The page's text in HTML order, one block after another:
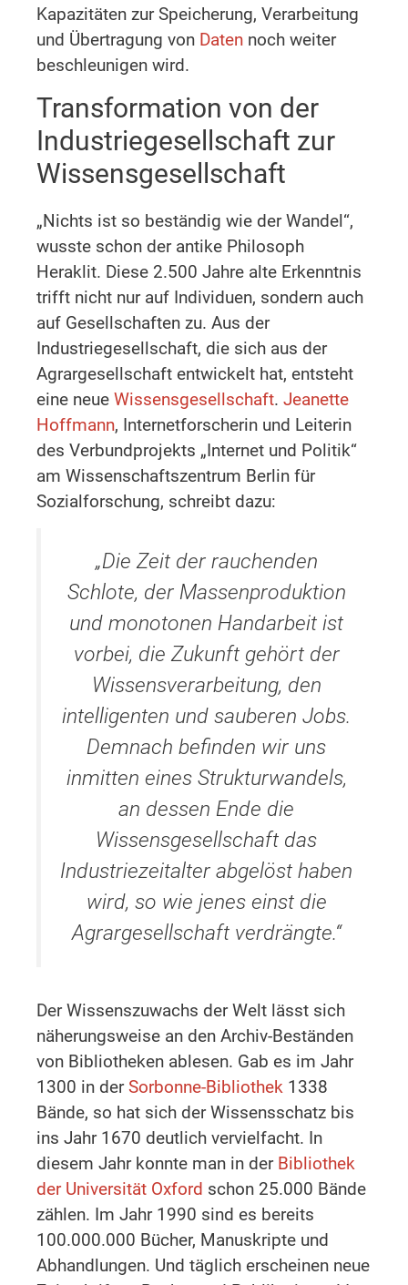
Kapazitäten zur Speicherung, Verarbeitung
und Übertragung von Daten noch weiter
beschleunigen wird.
Transformation von der
Industriegesellschaft zur
Wissensgesellschaft
„Nichts ist so beständig wie der Wandel“,
wusste schon der antike Philosoph
Heraklit. Diese 2.500 Jahre alte Erkenntnis
trifft nicht nur auf Individuen, sondern auch
auf Gesellschaften zu. Aus der
Industriegesellschaft, die sich aus der
Agrargesellschaft entwickelt hat, entsteht
eine neue Wissensgesellschaft. Jeanette
Hoffmann, Internetforscherin und Leiterin
des Verbundprojekts „Internet und Politik“
am Wissenschaftszentrum Berlin für
Sozialforschung, schreibt dazu:
„Die Zeit der rauchenden
Schlote, der Massenproduktion
und monotonen Handarbeit ist
vorbei, die Zukunft gehört der
Wissensverarbeitung, den
intelligenten und sauberen Jobs.
Demnach befinden wir uns
inmitten eines Strukturwandels,
an dessen Ende die
Wissensgesellschaft das
Industriezeitalter abgelöst haben
wird, so wie jenes einst die
Agrargesellschaft verdrängte.“
Der Wissenszuwachs der Welt lässt sich
näherungsweise an den Archiv-Beständen
von Bibliotheken ablesen. Gab es im Jahr
1300 in derSorbonne-Bibliothek 1338
Bände, so hat sich der Wissensschatz bis
ins Jahr 1670 deutlich vervielfacht. In
diesem Jahr konnte man in der Bibliothek
der Universität Oxford schon 25.000 Bände
zählen. Im Jahr 1990 sind es bereits
100.000.000 Bücher, Manuskripte und
Abhandlungen. Und täglich erscheinen neue